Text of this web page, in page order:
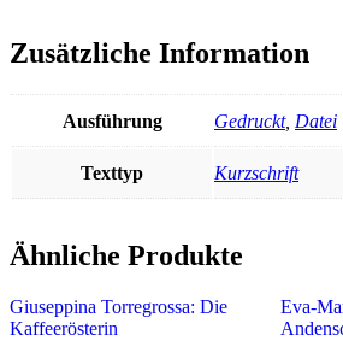
Zusätzliche Information
Ausführung Gedruckt, Datei
Texttyp Kurzschrift
Ähnliche Produkte
Giuseppina Torregrossa: Die
Kaffeerösterin
Eva-